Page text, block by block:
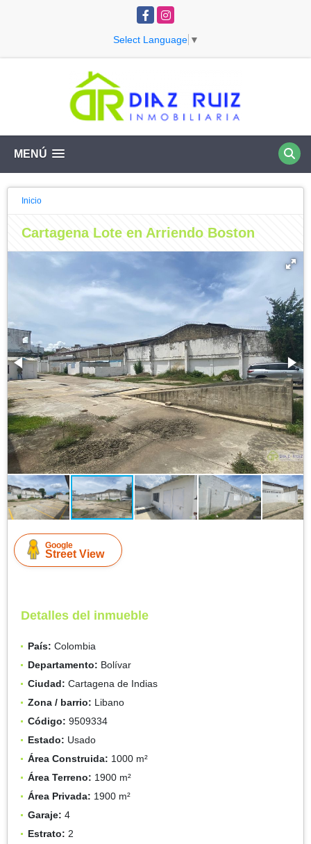
FacebookInstagram
Select Language ▼
MENÚ
Inicio
Cartagena Lote en Arriendo Boston
Google
Street View
Detalles del inmueble
País: Colombia
Departamento: Bolívar
Ciudad: Cartagena de Indias
Zona / barrio: Libano
Código: 9509334
Estado: Usado
Área Construida: 1000 m²
Área Terreno: 1900 m²
Área Privada: 1900 m²
Garaje: 4
Estrato: 2